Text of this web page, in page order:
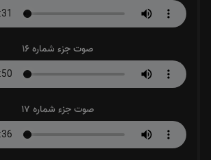
صوت جزء شماره 16
صوت جزء شماره 17